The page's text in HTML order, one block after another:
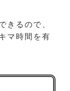
きるので、
マ時間を有